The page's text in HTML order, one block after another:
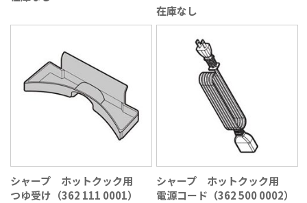
在庫なし
シャープ ホットクック用
つゆ受け（362 111 0001）
シャープ ホットクック用
電源コード（362 500 0002）